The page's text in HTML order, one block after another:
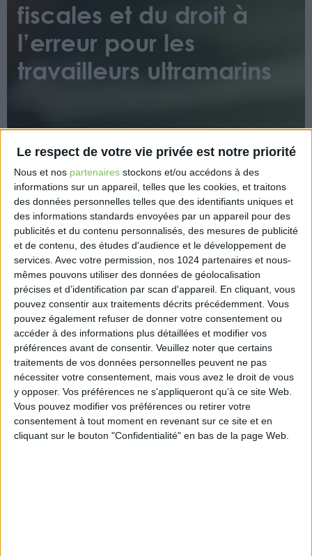
Le respect de votre vie privée est notre priorité
Nous et nos partenaires stockons et/ou accédons à des
informations sur un appareil, telles que les cookies, et traitons
des données personnelles telles que des identifiants uniques et
des informations standards envoyées par un appareil pour des
publicités et du contenu personnalisés, des mesures de publicité
et de contenu, des études d'audience et le développement de
services. Avec votre permission, nos 1024 partenaires et nous-
mêmes pouvons utiliser des données de géolocalisation
précises et d’identification par scan d'appareil. En cliquant, vous
pouvez consentir aux traitements décrits précédemment. Vous
pouvez également refuser de donner votre consentement ou
accéder à des informations plus détaillées et modifier vos
préférences avant de consentir. Veuillez noter que certains
traitements de vos données personnelles peuvent ne pas
nécessiter votre consentement, mais vous avez le droit de vous
y opposer. Vos préférences ne s'appliqueront qu’à ce site Web.
Vous pouvez modifier vos préférences ou retirer votre
consentement à tout moment en revenant sur ce site et en
cliquant sur le bouton "Confidentialité" en bas de la page Web.
fiscales et du droit à
l’erreur pour les
travailleurs ultramarins
Ce décret précise les modalités d’application de
l’unification des déclarations fiscales et sociales des
travailleurs indépendants agricoles prévue à
l’article 25 modifié de la loi n°2020-1576 du 14
décembre 2020 de financement de la Sécurité
sociale pour 2021. Cette mesure de simplification
conduit les travailleurs indépendants agricoles à
déclarer de manière simultanée, dématérialisée et
immédiate leurs revenus aux administrations fiscales
et aux organismes de protection sociale. Les
dispositions relatives à la déclaration des revenus
professionnels des travailleurs indépendants
agricoles renvoient désormais à celles relatives à la
déclaration fiscale de revenus et ses modalités de
réalisation.
Ce décret précise également les conditions de mise